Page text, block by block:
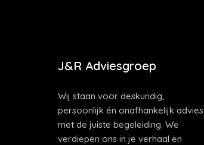
J&R Adviesgroep
Wij staan voor deskundig,
persoonlijk én onafhankelijk advies
met de juiste begeleiding. We
verdiepen ons in je verhaal en